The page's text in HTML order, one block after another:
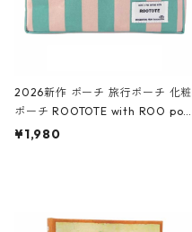
2026新作 ポーチ 旅行ポーチ 化粧
ポーチ ROOTOTE with ROO pou
ch 3532 ルートート WR.ポーチ.ラ
¥1,980